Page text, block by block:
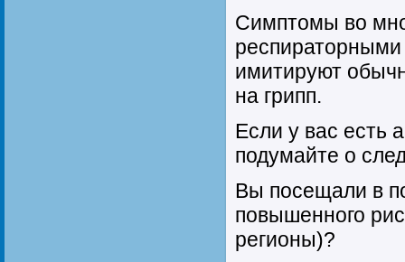
Симптомы во
имитируют
на грипп.
Если у вас есть
подумайте о
Вы посещали в
повышенного
регионы)?